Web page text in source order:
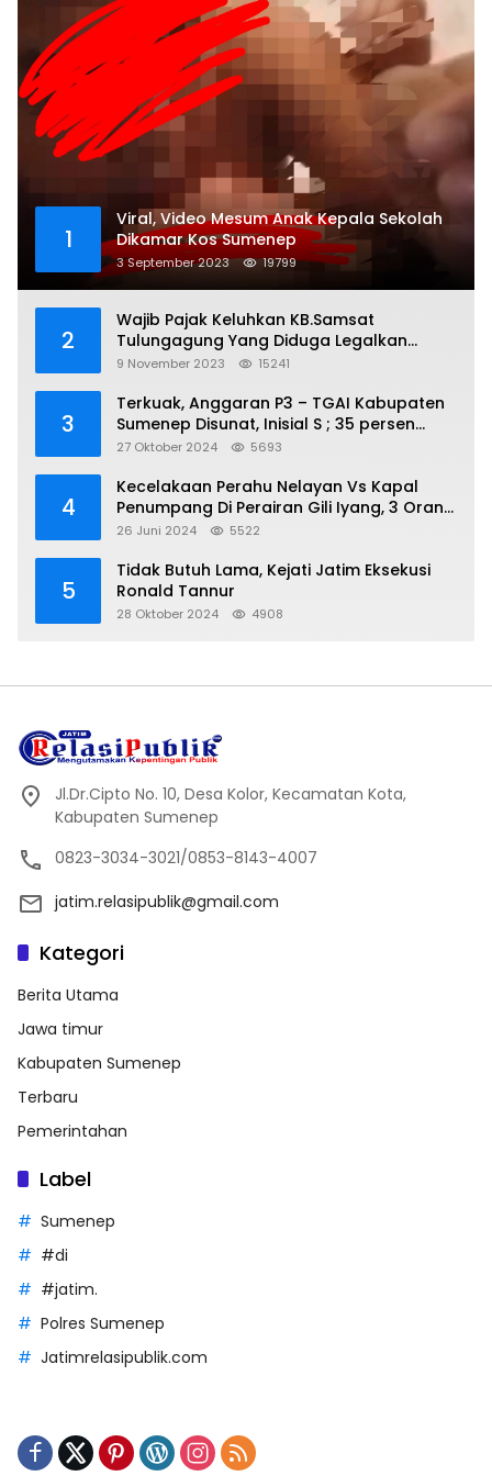
1
Viral, Video Mesum Anak Kepala Sekolah
Dikamar Kos Sumenep
3 September 2023 19799
2
Wajib Pajak Keluhkan KB.Samsat
Tulungagung Yang Diduga Legalkan
Pungli
9 November 2023 15241
3
Terkuak, Anggaran P3 – TGAI Kabupaten
Sumenep Disunat, Inisial S ; 35 persen
Bagian Oknum DPR- RI
27 Oktober 2024 5693
4
Kecelakaan Perahu Nelayan Vs Kapal
Penumpang Di Perairan Gili Iyang, 3 Orang
Hilang
26 Juni 2024 5522
5
Tidak Butuh Lama, Kejati Jatim Eksekusi
Ronald Tannur
28 Oktober 2024 4908
Jl.Dr.Cipto No. 10, Desa Kolor, Kecamatan Kota,
Kabupaten Sumenep
0823-3034-3021/0853-8143-4007
jatim.relasipublik@gmail.com
Kategori
Berita Utama
Jawa timur
Kabupaten Sumenep
Terbaru
Pemerintahan
Label
Sumenep
#di
#jatim.
Polres Sumenep
Jatimrelasipublik.com